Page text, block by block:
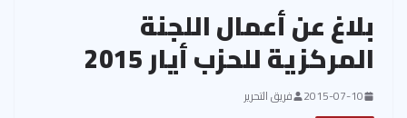
بلاغ عن أعمال اللجنة
المركزية للحزب أيار 2015
2015-07-10 فريق التحرير